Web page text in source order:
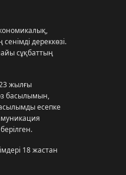
дереккөзі.
сұқбаттың
жылғы
басылымын,
есепке
18 жастан